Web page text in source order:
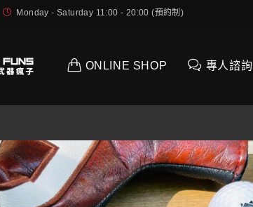
Monday - Saturday 11:00 - 20:00 (預約制)
ONLINE SHOP 專人諮詢